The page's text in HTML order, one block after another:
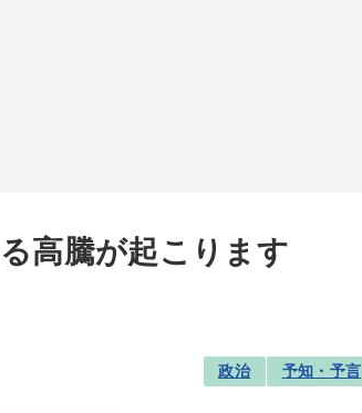
高騰が起こります
政治 予知・予言